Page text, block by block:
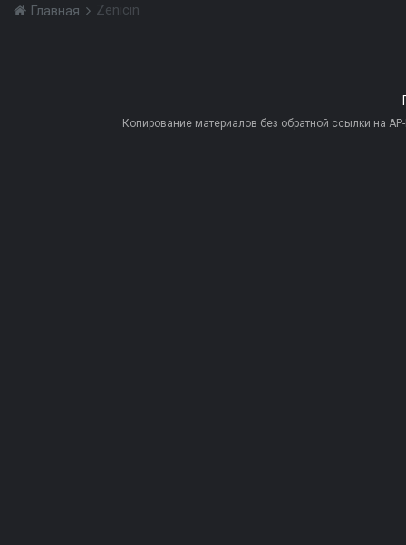
Главная Zenicin
Копирование материалов без обратной ссылки на